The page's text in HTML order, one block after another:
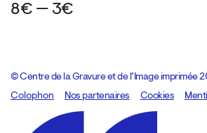
8€ — 3€
© Centre de la Gravure et de l’Image imprimée
Colophon
Design:Marcel Kaczmarek, code:8080.studio
Nos partenaires Cookies